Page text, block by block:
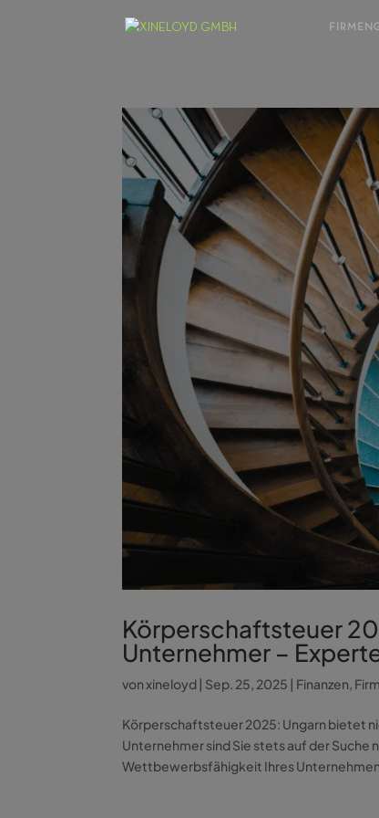
Körperschaftsteuer
Unternehmer –
vonxineloyd| Sep. 25, 2025 | Finanzen,
Körperschaftsteuer 2025: Ungarn bietet
Unternehmer sind Sie stets auf der Suche
Wettbewerbsfähigkeit Ihres